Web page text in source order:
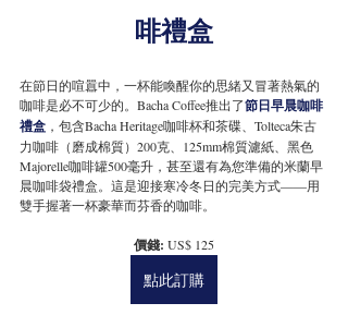
啡禮盒
在節日的喧囂中，一杯能喚醒你的思緒又冒著熱氣的
咖啡是必不可少的。Bacha Coffee推出了節日早晨咖啡
禮盒 ，包含Bacha Heritage咖啡杯和茶碟、Tolteca朱古
力咖啡（磨成棉質）200克、125mm棉質濾紙、黑色
Majorelle咖啡罐500毫升，甚至還有為您準備的米蘭早
晨咖啡袋禮盒。這是迎接寒冷冬日的完美方式——用
雙手握著一杯豪華而芬香的咖啡。
價錢: US$ 125
點此訂購